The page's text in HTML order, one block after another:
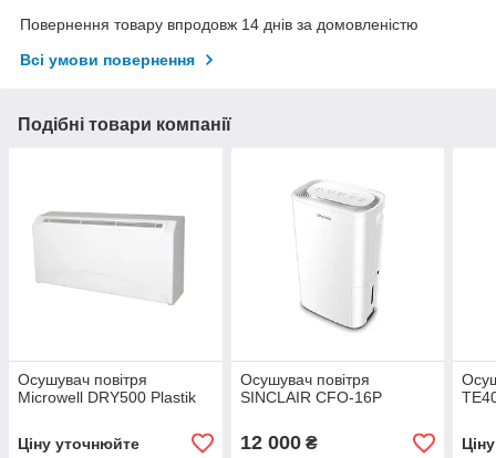
Повернення товару впродовж 14 днів за домовленістю
Всі умови повернення
Подібні товари компанії
Осушувач повітря
Microwell DRY500 Plastik
Ціну уточнюйте
Осушувач повітря
SINCLAIR CFO-16P
12 000₴